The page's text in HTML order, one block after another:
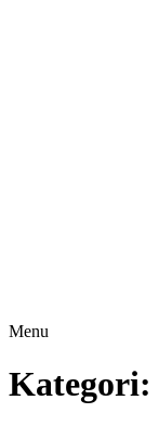
Menu
Kategori: